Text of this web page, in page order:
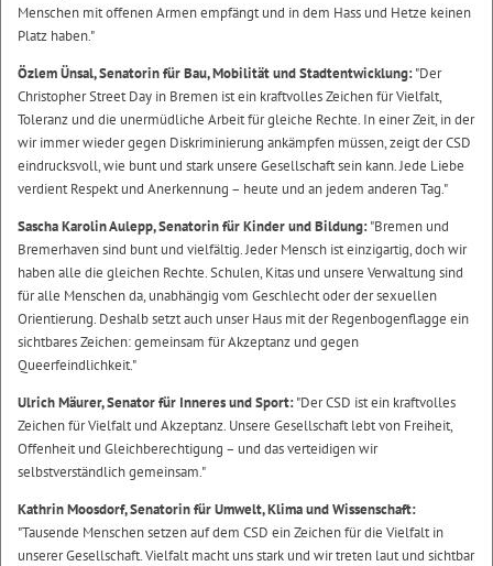
Menschen mit offenen Armen empfängt und in dem Hass und Hetze keinen
Platz haben."
Özlem Ünsal, Senatorin für Bau, Mobilität und Stadtentwicklung:"Der
Christopher Street Day in Bremen ist ein kraftvolles Zeichen für Vielfalt,
Toleranz und die unermüdliche Arbeit für gleiche Rechte. In einer Zeit, in der
wir immer wieder gegen Diskriminierung ankämpfen müssen, zeigt der CSD
eindrucksvoll, wie bunt und stark unsere Gesellschaft sein kann. Jede Liebe
verdient Respekt und Anerkennung – heute und an jedem anderen Tag."
Sascha Karolin Aulepp, Senatorin für Kinder und Bildung:"Bremen und
Bremerhaven sind bunt und vielfältig. Jeder Mensch ist einzigartig, doch wir
haben alle die gleichen Rechte. Schulen, Kitas und unsere Verwaltung sind
für alle Menschen da, unabhängig vom Geschlecht oder der sexuellen
Orientierung. Deshalb setzt auch unser Haus mit der Regenbogenflagge ein
sichtbares Zeichen: gemeinsam für Akzeptanz und gegen
Queerfeindlichkeit."
Ulrich Mäurer, Senator für Inneres und Sport:"Der CSD ist ein kraftvolles
Zeichen für Vielfalt und Akzeptanz. Unsere Gesellschaft lebt von Freiheit,
Offenheit und Gleichberechtigung – und das verteidigen wir
selbstverständlich gemeinsam."
Kathrin Moosdorf, Senatorin für Umwelt, Klima und Wissenschaft:
"Tausende Menschen setzen auf dem CSD ein Zeichen für die Vielfalt in
unserer Gesellschaft. Vielfalt macht uns stark und wir treten laut und sichtbar